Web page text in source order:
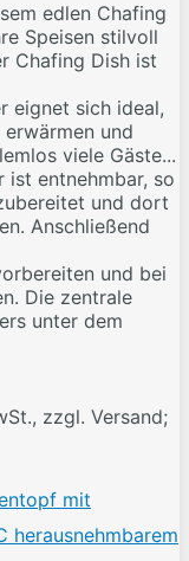
edlen Chafing
Speisen stilvoll
Chafing Dish ist
eignet sich ideal,
und
viele Gäste...
ist entnehmbar, so
und dort
Anschließend
und bei
Die zentrale
unter dem
zzgl. Versand;